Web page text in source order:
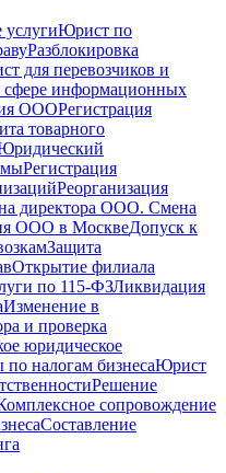
Юрист по
Разблокировка
для перевозчиков и
информационных
ОООРегистрация
товарного
Регистрация
Реорганизация
директора ООО. Смена
ООО в МосквеДопуск к
Защита
Открытие филиала
по 115-ФЗЛиквидация
Изменение в
и проверка
юридическое
налогам бизнесаЮрист
Решение
сопровождение
Составление